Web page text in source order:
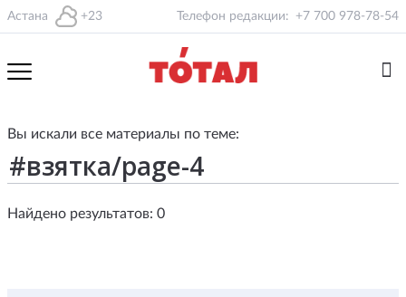
Астана +23 Телефон редакции: +7 700 978-78-54
Вы искали все материалы по теме:
Найдено результатов: 0